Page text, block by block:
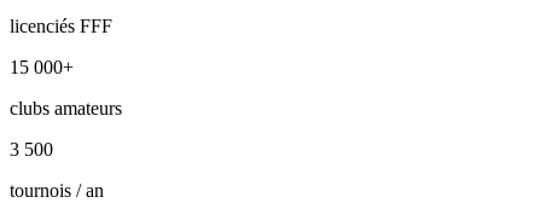
licenciés FFF
15 000+
clubs amateurs
3 500
tournois / an